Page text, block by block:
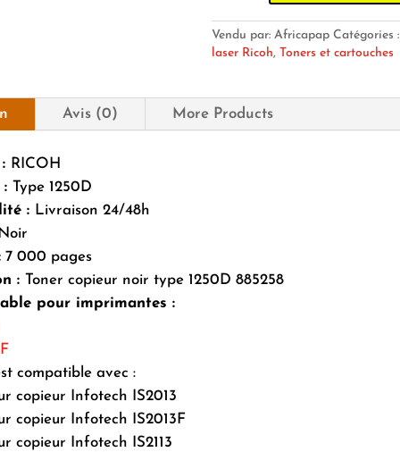
Vendu par: Africapap Catégories :
laser Ricoh, Toners et cartouches
Avis (0) More Products
RICOH
: Type 1250D
: Livraison 24/48h
7 000 pages
: Toner copieur noir type 1250D 885258
pour imprimantes :
compatible avec :
copieur Infotech IS2013
copieur Infotech IS2013F
copieur Infotech IS2113